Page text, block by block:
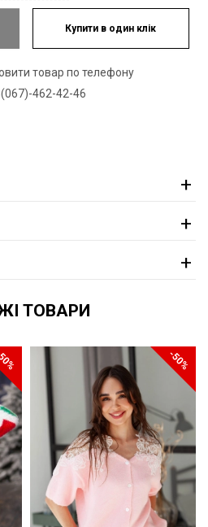
Купити в один клік
товар по телефону
462-42-46
ТОВАРИ
-50%